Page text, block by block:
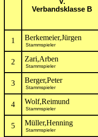
Verbandsklasse B
1 Berkemeier,Jürgen
Stammspieler
2 Zari,Arben
Stammspieler
3 Berger,Peter
Stammspieler
4 Wolf,Reimund
Stammspieler
5 Müller,Henning
Stammspieler